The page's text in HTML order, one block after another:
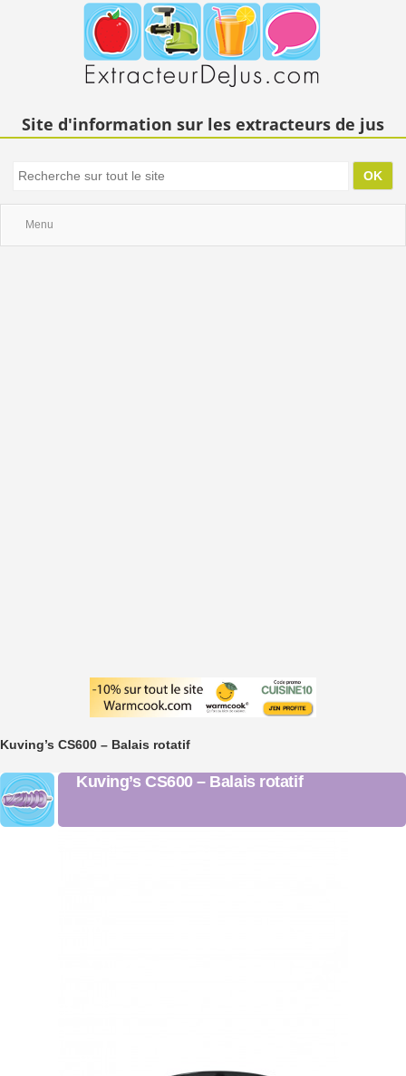
Site d'information sur les extracteurs de jus
Menu
Kuving’s CS600 – Balais rotatif
Kuving’s CS600 – Balais rotatif